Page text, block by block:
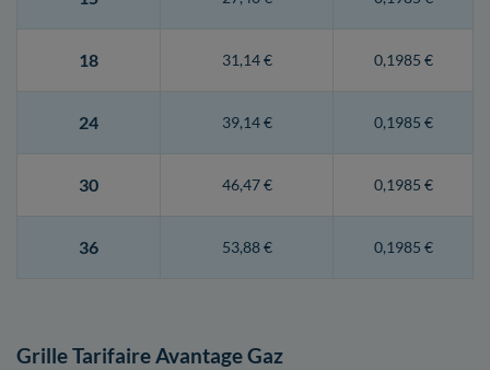
18 31,14 € 0,1985 €
24 39,14 € 0,1985 €
30 46,47 € 0,1985 €
36 53,88 € 0,1985 €
Grille Tarifaire Avantage Gaz